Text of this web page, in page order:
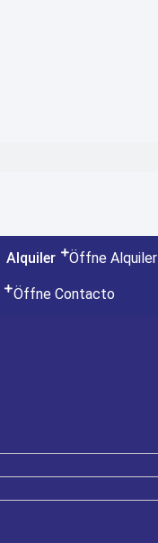
Alquiler Öffne Alquiler
Öffne Contacto